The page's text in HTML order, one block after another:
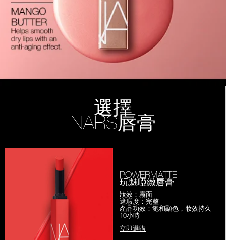
選擇
NARS唇膏
POWERMATTE
玩魅啞緻唇膏
妝效：霧面
遮瑕度：完整
產品功效：飽和顯色，妝效持久
10小時
立即選購